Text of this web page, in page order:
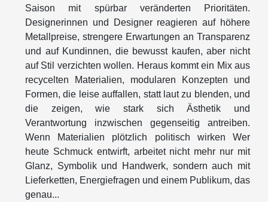
Saison mit spürbar veränderten Prioritäten.
Designerinnen und Designer reagieren auf höhere
Metallpreise, strengere Erwartungen an Transparenz
und auf Kundinnen, die bewusst kaufen, aber nicht
auf Stil verzichten wollen. Heraus kommt ein Mix aus
recycelten Materialien, modularen Konzepten und
Formen, die leise auffallen, statt laut zu blenden, und
die zeigen, wie stark sich Ästhetik und
Verantwortung inzwischen gegenseitig antreiben.
Wenn Materialien plötzlich politisch wirken Wer
heute Schmuck entwirft, arbeitet nicht mehr nur mit
Glanz, Symbolik und Handwerk, sondern auch mit
Lieferketten, Energiefragen und einem Publikum, das
genau...